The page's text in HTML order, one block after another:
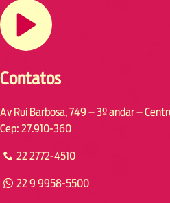
Contatos
Av Rui Barbosa, 749 – 3º andar –
Cep: 27.910-360
22 2772-4510
22 9 9958-5500